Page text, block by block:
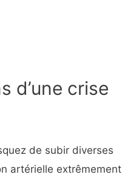
d’une crise
de subir diverses
artérielle extrêmement